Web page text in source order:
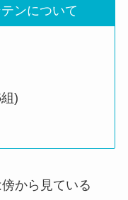
ンについて
)
から見ている